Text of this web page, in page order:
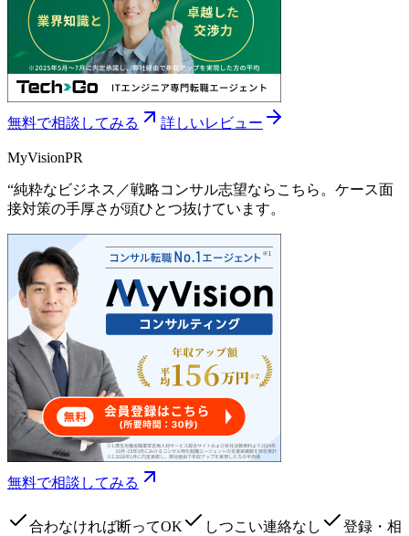
無料で相談してみる 詳しいレビュー
MyVisionPR
“純粋なビジネス／戦略コンサル志望ならこちら。ケース面
接対策の手厚さが頭ひとつ抜けています。
無料で相談してみる
合わなければ断ってOK しつこい連絡なし
登録・相